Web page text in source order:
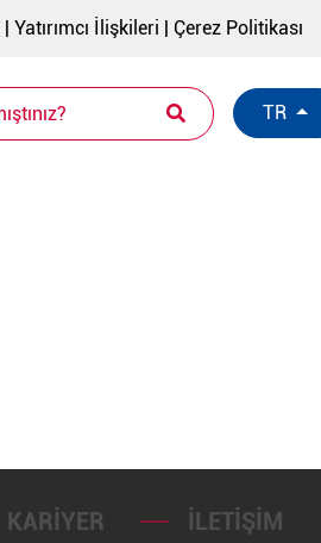
| Yatırımcı İlişkileri | Çerez Politikası
TR
KARIYER İLETIŞIM